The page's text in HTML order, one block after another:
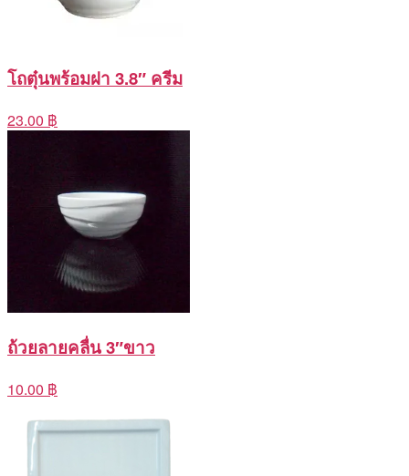
โถตุ๋นพร้อมฝา 3.8″ ครีม
23.00 ฿
ถ้วยลายคลื่น 3″ขาว
10.00 ฿